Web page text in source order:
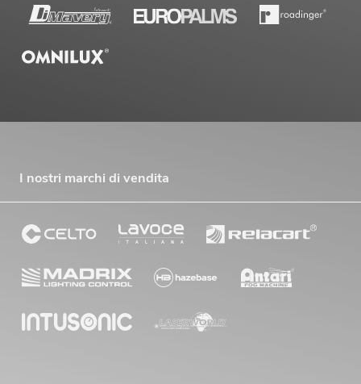
I nostri marchi di vendita